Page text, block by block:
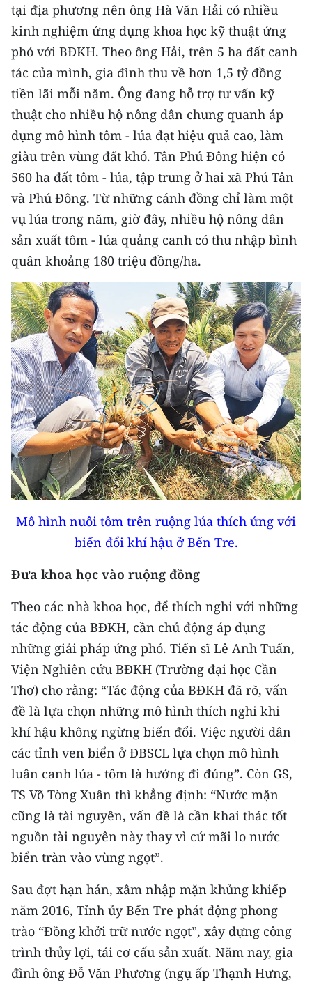
ENGLISH
FRANÇAIS
РУССКИЙ
ESPAÑOL
한국어
tại địa phương nên ông Hà Văn Hải có nhiều
kinh nghiệm ứng dụng khoa học kỹ thuật ứng
phó với BĐKH. Theo ông Hải, trên 5 ha đất canh
tác của mình, gia đình thu về hơn 1,5 tỷ đồng
tiền lãi mỗi năm. Ông đang hỗ trợ tư vấn kỹ
thuật cho nhiều hộ nông dân chung quanh áp
dụng mô hình tôm - lúa đạt hiệu quả cao, làm
giàu trên vùng đất khó. Tân Phú Đông hiện có
560 ha đất tôm - lúa, tập trung ở hai xã Phú Tân
và Phú Đông. Từ những cánh đồng chỉ làm một
vụ lúa trong năm, giờ đây, nhiều hộ nông dân
sản xuất tôm - lúa quảng canh có thu nhập bình
quân khoảng 180 triệu đồng/ha.
Mô hình nuôi tôm trên ruộng lúa thích ứng với
biến đổi khí hậu ở Bến Tre.
Đưa khoa học vào ruộng đồng
Theo các nhà khoa học, để thích nghi với những
tác động của BĐKH, cần chủ động áp dụng
những giải pháp ứng phó. Tiến sĩ Lê Anh Tuấn,
Viện Nghiên cứu BĐKH (Trường đại học Cần
Thơ) cho rằng: “Tác động của BĐKH đã rõ, vấn
đề là lựa chọn những mô hình thích nghi khi
khí hậu không ngừng biến đổi. Việc người dân
các tỉnh ven biển ở ĐBSCL lựa chọn mô hình
luân canh lúa - tôm là hướng đi đúng”. Còn GS,
TS Võ Tòng Xuân thì khẳng định: “Nước mặn
cũng là tài nguyên, vấn đề là cần khai thác tốt
nguồn tài nguyên này thay vì cứ mãi lo nước
biển tràn vào vùng ngọt”.
Sau đợt hạn hán, xâm nhập mặn khủng khiếp
năm 2016, Tỉnh ủy Bến Tre phát động phong
trào “Đồng khởi trữ nước ngọt”, xây dựng công
trình thủy lợi, tái cơ cấu sản xuất. Năm nay, gia
đình ông Đỗ Văn Phương (ngụ ấp Thạnh Hưng,